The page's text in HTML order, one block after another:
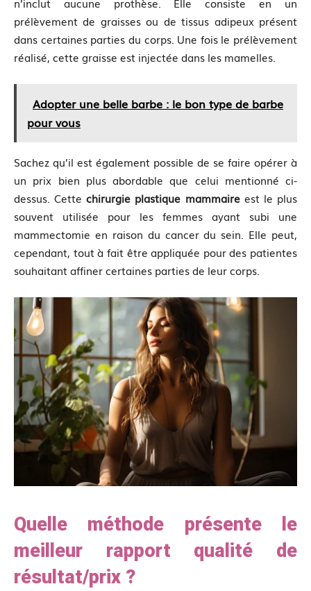
prélèvement de graisses ou de tissus adipeux présent
dans certaines parties du corps. Une fois le prélèvement
réalisé, cette graisse est injectée dans les mamelles.
Adopter une belle barbe : le bon type de barbe
pour vous
Sachez qu’il est également possible de se faire opérer à
un prix bien plus abordable que celui mentionné ci-
dessus. Cettechirurgie plastique mammaireest le plus
souvent utilisée pour les femmes ayant subi une
mammectomie en raison du cancer du sein. Elle peut,
cependant, tout à fait être appliquée pour des patientes
souhaitant affiner certaines parties de leur corps.
Quelle méthode présente le
meilleur rapport qualité de
résultat/prix ?